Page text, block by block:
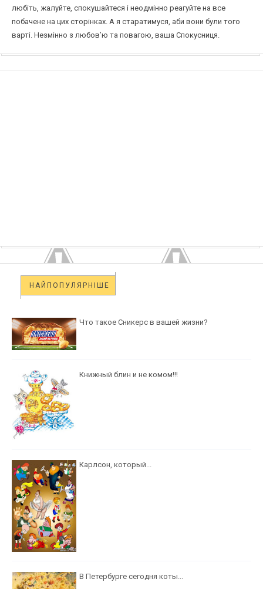
любіть, жалуйте, спокушайтеся і неодмінно реагуйте на все
побачене на цих сторінках. А я старатимуся, аби вони були того
варті. Незмінно з любов’ю та повагою, ваша Спокусниця.
НАЙПОПУЛЯРНІШЕ
Что такое Сникерс в вашей жизни?
Книжный блин и не комом!!!
Карлсон, который...
В Петербурге сегодня коты...